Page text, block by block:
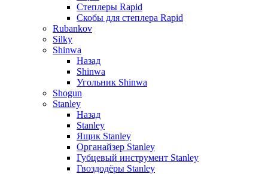
Степлеры Rapid
Скобы для cтеплера Rapid
Rubankov
Silky
Shinwa
Назад
Shinwa
Угольник Shinwa
Shogun
Stanley
Назад
Stanley
Ящик Stanley
Органайзер Stanley
Губцевый инструмент Stanley
Гвоздодёры Stanley